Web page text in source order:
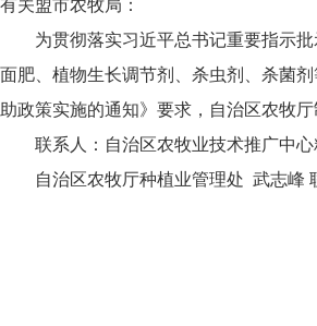
有关盟市农牧局：
为贯彻落实习近平总书记重要指示
面肥、植物生长调节剂、杀虫剂、杀菌
助政策实施的通知》要求，自治区农牧
联系人：自治区农牧业技术推广中心
自治区农牧厅种植业管理处 武志峰